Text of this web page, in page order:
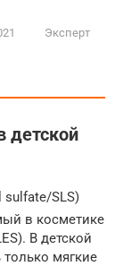
Эксперт
SLS)
в косметике
В детской
только мягкие